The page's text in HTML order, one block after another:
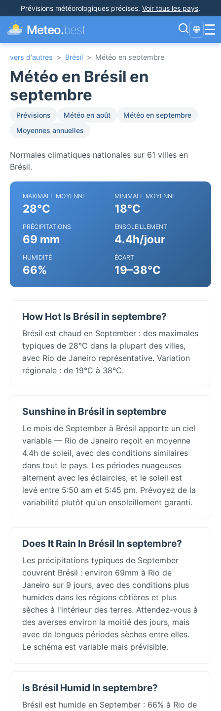
Prévisions météorologiques précises. Voir tous les pays.
Meteo.best 🌐 ☰
vers d'autres > Brésil > Météo en septembre
Météo en Brésil en
septembre
Prévisions Météo en août
Météo en septembre
Moyennes annuelles
Normales climatiques nationales sur 61 villes en
Brésil.
MAXIMALE MOYENNE
28°C
MINIMALE MOYENNE
18°C
PRÉCIPITATIONS
69 mm
ENSOLEILLEMENT
4.4h/jour
HUMIDITÉ
66%
ÉCART
19–38°C
How Hot Is Brésil in septembre?
Brésil est chaud en September : des maximales
typiques de 28°C dans la plupart des villes,
avec Rio de Janeiro représentative. Variation
régionale : de 19°C à 38°C.
Sunshine in Brésil in septembre
Le mois de September à Brésil apporte un ciel
variable — Rio de Janeiro reçoit en moyenne
4.4h de soleil, avec des conditions similaires
dans tout le pays. Les périodes nuageuses
alternent avec les éclaircies, et le soleil est
levé entre 5:50 am et 5:45 pm. Prévoyez de la
variabilité plutôt qu'un ensoleillement garanti.
Does It Rain In Brésil In septembre?
Les précipitations typiques de September
couvrent Brésil : environ 69mm à Rio de
Janeiro sur 9 jours, avec des conditions plus
humides dans les régions côtières et plus
sèches à l'intérieur des terres. Attendez-vous à
des averses environ la moitié des jours, mais
avec de longues périodes sèches entre elles.
Le schéma est variable mais prévisible.
Is Brésil Humid In septembre?
Brésil est humide en September : 66% à Rio de